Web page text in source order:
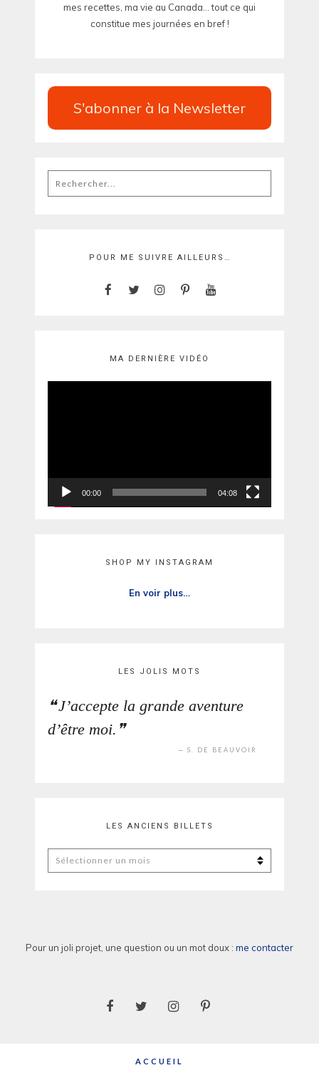
mes recettes, ma vie au Canada... tout ce qui
constitue mes journées en bref !
S'abonner à la Newsletter
Rechercher
:
POUR ME SUIVRE AILLEURS…
MA DERNIÈRE VIDÉO
00:00 04:08
SHOP MY INSTAGRAM
En voir plus…
LES JOLIS MOTS
J’accepte la grande aventure
d’être moi.
S. DE BEAUVOIR
LES ANCIENS BILLETS
Les
anciens
Pour un joli projet, une question ou un mot doux : me contacter
ACCUEIL